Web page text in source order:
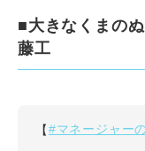
■大きなくまの
藤工
【#マネージャー